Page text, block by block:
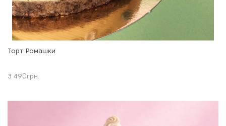
Торт Ромашки
3 490грн.